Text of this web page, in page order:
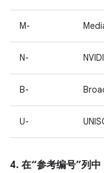
M-
N-
B-
U-
4. 在“参考编号”列